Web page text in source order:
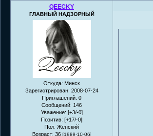
QEECKY
ГЛАВНЫЙ НАДЗОРНЫЙ
Откуда: Минск
Зарегистрирован: 2008-07-24
Приглашений: 0
Сообщений: 146
Уважение: [+3/-0]
Позитив: [+17/-0]
Пол: Женский
Возраст: 36 [1989-10-06]